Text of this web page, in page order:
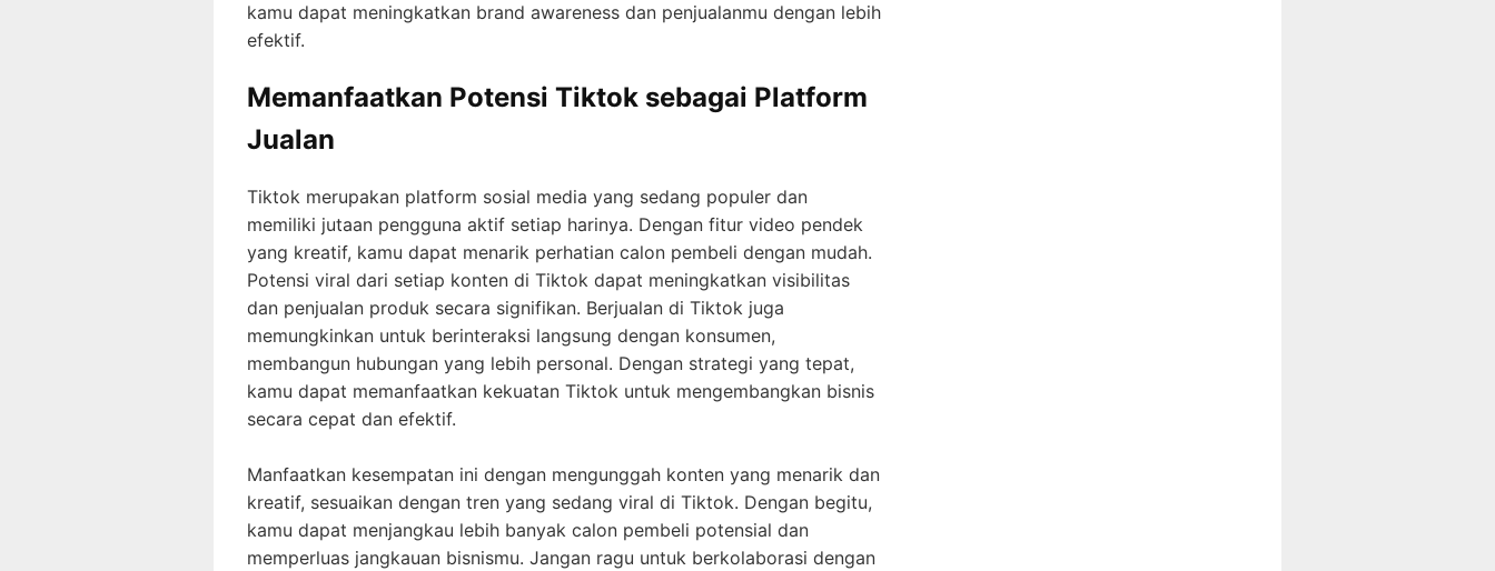
kamu dapat meningkatkan brand awareness dan penjualanmu dengan lebih
efektif.
Memanfaatkan Potensi Tiktok sebagai Platform
Jualan
Tiktok merupakan platform sosial media yang sedang populer dan
memiliki jutaan pengguna aktif setiap harinya. Dengan fitur video pendek
yang kreatif, kamu dapat menarik perhatian calon pembeli dengan mudah.
Potensi viral dari setiap konten di Tiktok dapat meningkatkan visibilitas
dan penjualan produk secara signifikan. Berjualan di Tiktok juga
memungkinkan untuk berinteraksi langsung dengan konsumen,
membangun hubungan yang lebih personal. Dengan strategi yang tepat,
kamu dapat memanfaatkan kekuatan Tiktok untuk mengembangkan bisnis
secara cepat dan efektif.
Manfaatkan kesempatan ini dengan mengunggah konten yang menarik dan
kreatif, sesuaikan dengan tren yang sedang viral di Tiktok. Dengan begitu,
kamu dapat menjangkau lebih banyak calon pembeli potensial dan
memperluas jangkauan bisnismu. Jangan ragu untuk berkolaborasi dengan